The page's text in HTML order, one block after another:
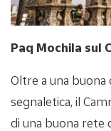
Paq Mochila sul
Oltre a una buona
segnaletica, il
di una buona rete